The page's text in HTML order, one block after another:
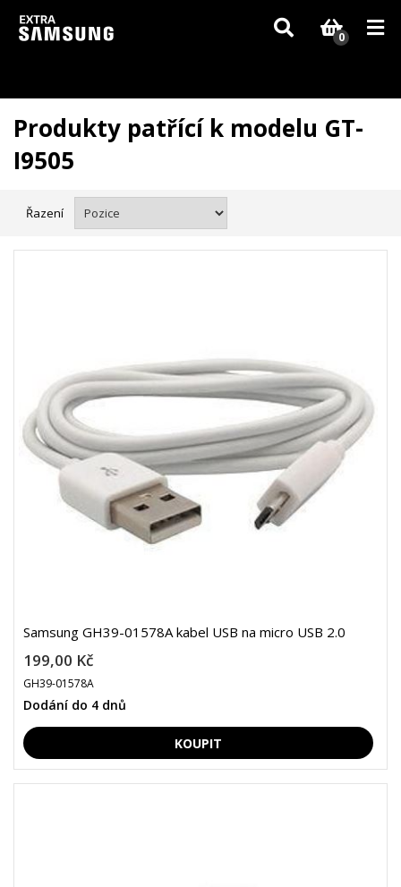
Vzhledem k aktuální situaci se může dodání dílů, které nejsou skladem,
zpozdit. Děkujeme za pochopení.
0
Produkty patřící k modelu GT-
I9505
Řazení
Samsung GH39-01578A kabel USB na micro USB 2.0
199,00 Kč
GH39-01578A
Dodání do 4 dnů